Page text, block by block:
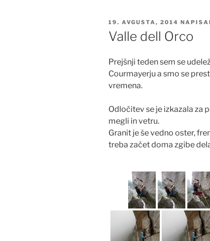
OBJAVLJENO
DNE
19. AVGUSTA, 2014
Valle dell Orco
Prejšnji teden sem se
Courmayerju a smo se
vremena.
Odločitev se je izkazala za
megli in vetru.
Granit je še vedno oster,
treba začet doma zgibe